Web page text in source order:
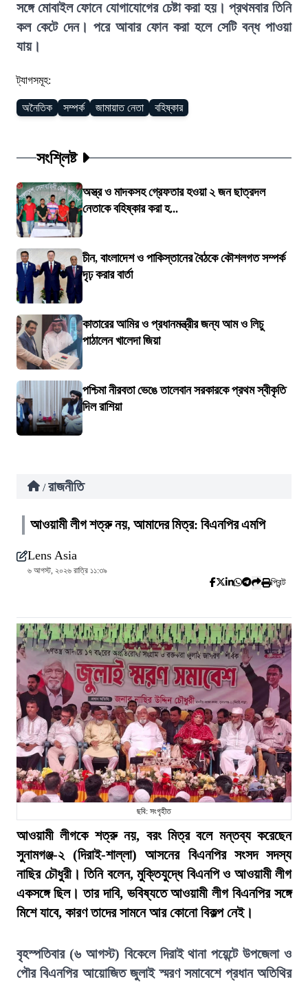
সঙ্গে মোবাইল ফোনে যোগাযোগের চেষ্টা করা হয়। প্রথমবার তিনি
কল কেটে দেন। পরে আবার ফোন করা হলে সেটি বন্ধ পাওয়া
যায়।
ট্যাগসমূহ:
অনৈতিক সম্পর্ক জামায়াত নেতা বহিষ্কার
সংশ্লিষ্ট
অস্ত্র ও মাদকসহ গ্রেফতার হওয়া ২ জন ছাত্রদল
নেতাকে বহিষ্কার করা হ...
চীন, বাংলাদেশ ও পাকিস্তানের বৈঠকে কৌশলগত সম্পর্ক
দৃঢ় করার বার্তা
কাতারের আমির ও প্রধানমন্ত্রীর জন্য আম ও লিচু
পাঠালেন খালেদা জিয়া
পশ্চিমা নীরবতা ভেঙে তালেবান সরকারকে প্রথম স্বীকৃতি
দিল রাশিয়া
/ রাজনীতি
আওয়ামী লীগ শত্রু নয়, আমাদের মিত্র: বিএনপির এমপি
Lens Asia
৬ আগস্ট, ২০২৬ রাত্রি ১১:৩৯
প্রিন্ট
ছবি: সংগৃহীত
আওয়ামী লীগকে শত্রু নয়, বরং মিত্র বলে মন্তব্য করেছেন
সুনামগঞ্জ-২ (দিরাই-শাল্লা) আসনের বিএনপির সংসদ সদস্য
নাছির চৌধুরী। তিনি বলেন, মুক্তিযুদ্ধে বিএনপি ও আওয়ামী লীগ
একসঙ্গে ছিল। তার দাবি, ভবিষ্যতে আওয়ামী লীগ বিএনপির সঙ্গে
মিশে যাবে, কারণ তাদের সামনে আর কোনো বিকল্প নেই।
বৃহস্পতিবার (৬ আগস্ট) বিকেলে দিরাই থানা পয়েন্টে উপজেলা ও
পৌর বিএনপির আয়োজিত জুলাই স্মরণ সমাবেশে প্রধান অতিথির